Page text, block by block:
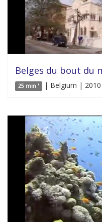
Belges du bout du
25 min ' | Belgium | 2010